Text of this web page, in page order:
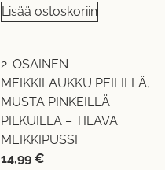
Lisää ostoskoriin
2-OSAINEN
MEIKKILAUKKU PEILILLÄ,
MUSTA PINKEILLÄ
PILKUILLA – TILAVA
MEIKKIPUSSI
14,99 €